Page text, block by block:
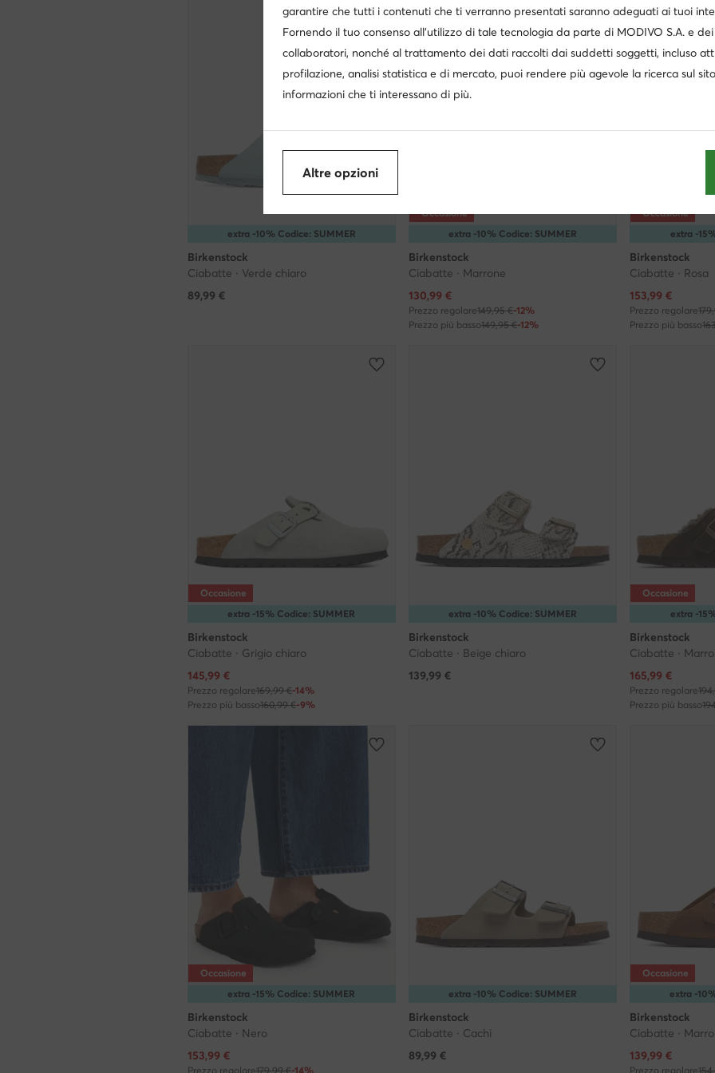
extra -10% Codice: SUMMER
Birkenstock
Ciabatte · Verde chiaro
89,99 €
extra -10% Codice: SUMMER
Occasione
Birkenstock
Ciabatte · Marrone
Prezzo attuale
130,99 €
Prezzo regolare149,95 €-12%
Prezzo più basso149,95 €-12%
extra -
Occasione
Birkenstock
Ciabatte · Rosa
Prezzo attuale
153,99 €
Prezzo regolare
Prezzo più basso
extra -15% Codice: SUMMER
Occasione
Birkenstock
Ciabatte · Grigio chiaro
Prezzo attuale
145,99 €
Prezzo regolare169,99 €-14%
Prezzo più basso160,99 €-9%
extra -10% Codice: SUMMER
Birkenstock
Ciabatte · Beige chiaro
139,99 €
extra -
Occasione
Birkenstock
Ciabatte ·
Prezzo attuale
165,99 €
Prezzo regolare
Prezzo più basso
extra -15% Codice: SUMMER
Occasione
Birkenstock
Ciabatte · Nero
Prezzo attuale
153,99 €
Prezzo regolare179,99 €-14%
extra -10% Codice: SUMMER
Birkenstock
Ciabatte · Cachi
89,99 €
extra -
Occasione
Birkenstock
Ciabatte ·
Prezzo attuale
139,99 €
Prezzo regolare
garantire che tutti i contenuti che ti verranno presentati saranno adeguati ai tuoi
Fornendo il tuo consenso all’utilizzo di tale tecnologia da parte di MODIVO S.A. e
collaboratori, nonché al trattamento dei dati raccolti dai suddetti soggetti, incluso
profilazione, analisi statistica e di mercato, puoi rendere più agevole la ricerca sul
informazioni che ti interessano di più.
Altre opzioni